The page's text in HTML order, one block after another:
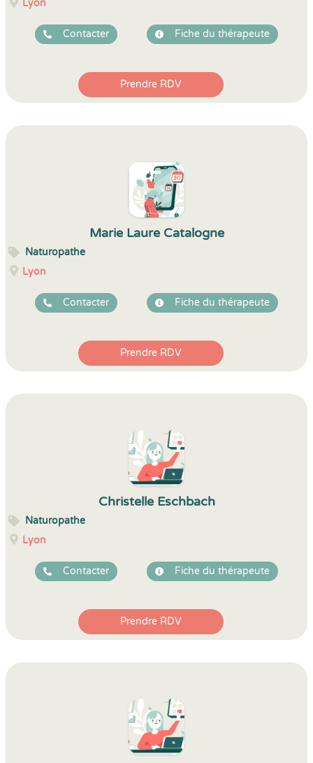
Lyon
Contacter Fiche du thérapeute
Prendre RDV
Marie Laure Catalogne
Naturopathe
Lyon
Contacter Fiche du thérapeute
Prendre RDV
Christelle Eschbach
Naturopathe
Lyon
Contacter Fiche du thérapeute
Prendre RDV